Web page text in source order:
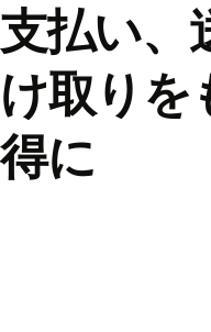
支払い、
け取りを
得に